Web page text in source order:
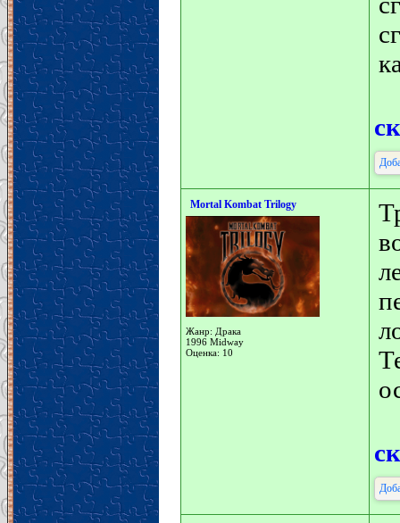
Mortal Kombat Trilogy
Жанр: Драка
1996 Midway
Оценка: 10